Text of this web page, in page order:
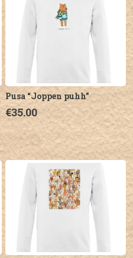
Valikuid
tootelehel.
Pusa “Joppen puhh”
€35.00
Sellel
tootel
on
mitu
varianti.
Valikuid
saab
tootelehel.